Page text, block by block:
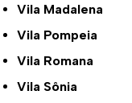
Vila Madalena
Vila Pompeia
Vila Romana
Vila Sônia